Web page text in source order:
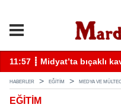
11:57 ┋ Midyat’ta bıçaklı
HABERLER EĞİTİM MEDYA VE
EĞİTİM